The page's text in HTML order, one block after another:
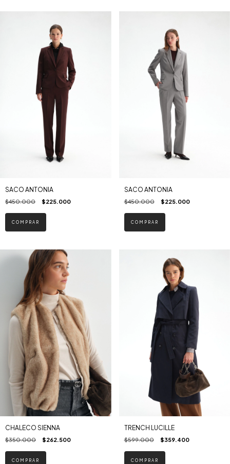
SACO ANTONIA
$450.000 $225.000
COMPRAR
SACO ANTONIA
$450.000 $225.000
COMPRAR
CHALECO SIENNA
$350.000 $262.500
COMPRAR
TRENCH LUCILLE
$599.000 $359.400
COMPRAR